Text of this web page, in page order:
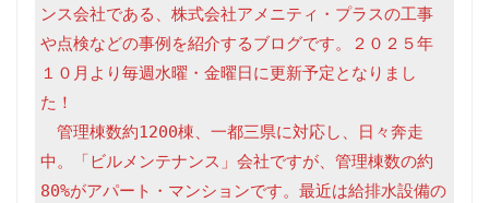
ンス会社である、株式会社アメニティ・プラスの工事
や点検などの事例を紹介するブログです。２０２５年
１０月より毎週水曜・金曜日に更新予定となりまし
た！
管理棟数約1200棟、一都三県に対応し、日々奔走
中。「ビルメンテナンス」会社ですが、管理棟数の約
80%がアパート・マンションです。最近は給排水設備の